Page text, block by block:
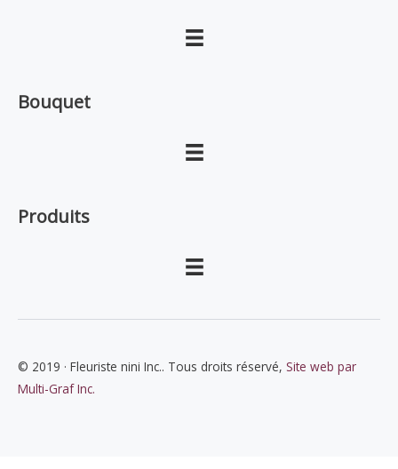
Bouquet
Produits
© 2019 · Fleuriste nini Inc.. Tous droits réservé, Site web par
Multi-Graf Inc.